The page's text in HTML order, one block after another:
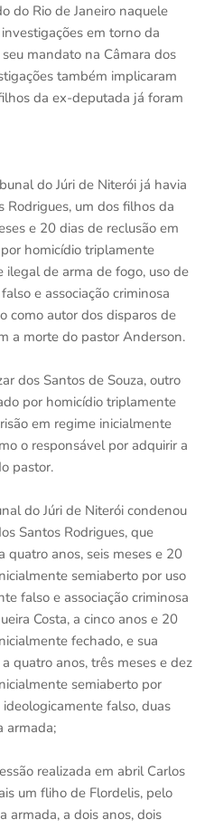
do Rio de Janeiro naquele
em torno da
mandato na Câmara dos
também implicaram
da ex-deputada já foram
do Júri de Niterói já havia
Rodrigues, um dos filhos da
e 20 dias de reclusão em
homicídio triplamente
ilegal de arma de fogo, uso de
e associação criminosa
como autor dos disparos de
a morte do pastor Anderson.
dos Santos de Souza, outro
por homicídio triplamente
em regime inicialmente
o responsável por adquirir a
pastor.
do Júri de Niterói condenou
Santos Rodrigues, que
quatro anos, seis meses e 20
semiaberto por uso
falso e associação criminosa
Costa, a cinco anos e 20
fechado, e sua
quatro anos, três meses e dez
semiaberto por
falso, duas
armada;
realizada em abril Carlos
um fliho de Flordelis, pelo
armada, a dois anos, dois